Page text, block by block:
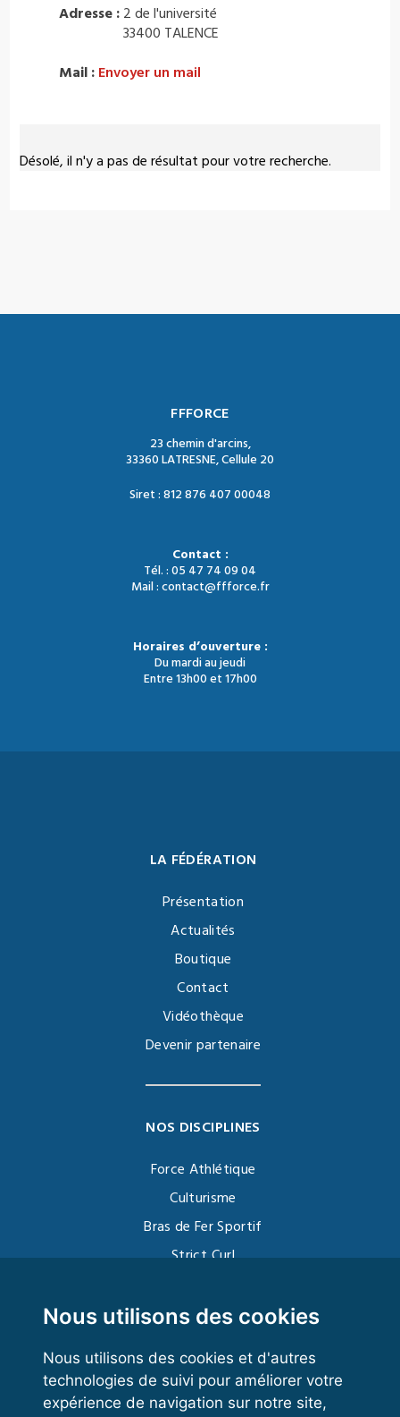
Nous utilisons des cookies
Nous utilisons des cookies et d'autres
technologies de suivi pour améliorer votre
expérience de navigation sur notre site,
Désolé, il n'y a pas de résultat pour votre recherche.
Adresse : 2 de l'université
33400 TALENCE
Mail : Envoyer un mail
FFFORCE
23 chemin d'arcins,
33360 LATRESNE, Cellule 20
Siret : 812 876 407 00048
Contact :
Tél. : 05 47 74 09 04
Mail : contact@ffforce.fr
Horaires d’ouverture :
Du mardi au jeudi
Entre 13h00 et 17h00
LA FÉDÉRATION
Présentation
Actualités
Boutique
Contact
Vidéothèque
Devenir partenaire
NOS DISCIPLINES
Force Athlétique
Culturisme
Bras de Fer Sportif
Strict Curl
Kettlebell
VOS ESPACES